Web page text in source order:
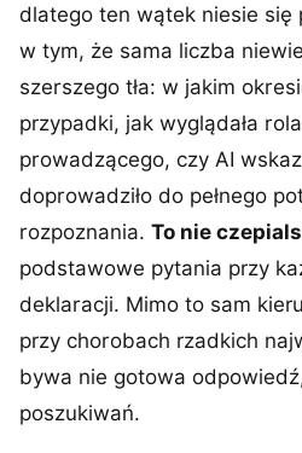
dlatego ten wątek niesie się
w tym, że sama liczba
szerszego tła: w jakim
przypadki, jak wyglądała
prowadzącego, czy AI
doprowadziło do pełnego
rozpoznania. To nie
podstawowe pytania przy
deklaracji. Mimo to sam
przy chorobach rzadkich
bywa nie gotowa
poszukiwań.